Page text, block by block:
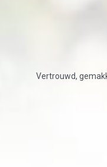
Vertrouwd,